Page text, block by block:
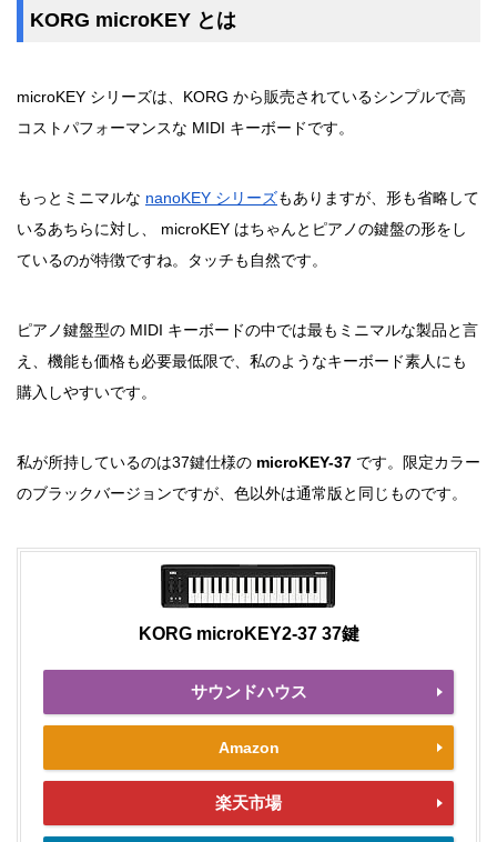
KORG microKEY とは
microKEY シリーズは、KORG から販売されているシンプルで高
コストパフォーマンスな MIDI キーボードです。
もっとミニマルな nanoKEY シリーズもありますが、形も省略して
いるあちらに対し、 microKEY はちゃんとピアノの鍵盤の形をし
ているのが特徴ですね。タッチも自然です。
ピアノ鍵盤型の MIDI キーボードの中では最もミニマルな製品と言
え、機能も価格も必要最低限で、私のようなキーボード素人にも
購入しやすいです。
私が所持しているのは37鍵仕様の microKEY-37 です。限定カラー
のブラックバージョンですが、色以外は通常版と同じものです。
KORG microKEY2-37 37鍵
サウンドハウス
Amazon
楽天市場